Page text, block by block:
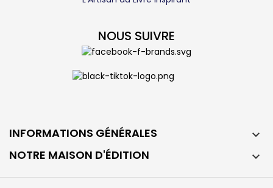
NOUS SUIVRE
INFORMATIONS GÉNÉRALES 
NOTRE MAISON D'ÉDITION 